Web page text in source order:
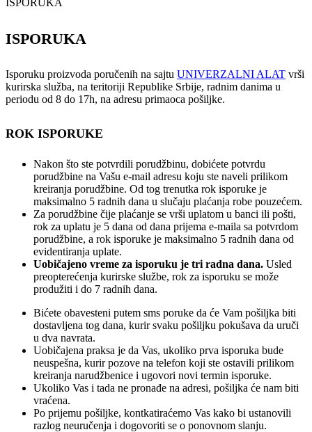
ISPORUKA
Isporuku proizvoda poručenih na sajtu UNIVERZALNI ALAT vrši
kurirska služba, na teritoriji Republike Srbije, radnim danima u
periodu od 8 do 17h, na adresu primaoca pošiljke.
ROK ISPORUKE
Nakon što ste potvrdili porudžbinu, dobićete potvrdu
porudžbine na Vašu e-mail adresu koju ste naveli prilikom
kreiranja porudžbine. Od tog trenutka rok isporuke je
maksimalno 5 radnih dana u slučaju plaćanja robe pouzećem.
Za porudžbine čije plaćanje se vrši uplatom u banci ili pošti,
rok za uplatu je 5 dana od dana prijema e-maila sa potvrdom
porudžbine, a rok isporuke je maksimalno 5 radnih dana od
evidentiranja uplate.
Uobičajeno vreme za isporuku je tri radna dana. Usled
preopterećenja kurirske službe, rok za isporuku se može
produžiti i do 7 radnih dana.
Bićete obavesteni putem sms poruke da će Vam pošiljka biti
dostavljena tog dana, kurir svaku pošiljku pokušava da uruči
u dva navrata.
Uobičajena praksa je da Vas, ukoliko prva isporuka bude
neuspešna, kurir pozove na telefon koji ste ostavili prilikom
kreiranja narudžbenice i ugovori novi termin isporuke.
Ukoliko Vas i tada ne pronađe na adresi, pošiljka će nam biti
vraćena.
Po prijemu pošiljke, kontkatiraćemo Vas kako bi ustanovili
razlog neuručenja i dogovoriti se o ponovnom slanju.